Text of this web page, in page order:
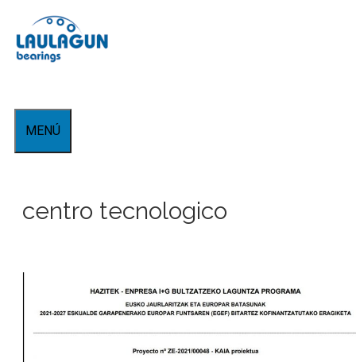
contenido
MENÚ
centro tecnologico